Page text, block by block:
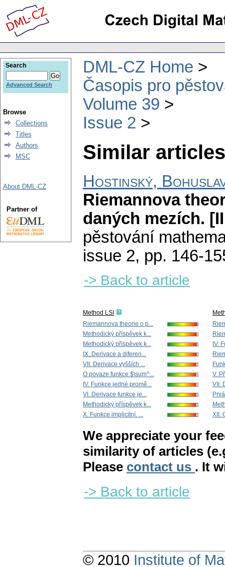
DML-CZ Home
Časopis pro
Volume 39
Issue 2
Similar
Hostinský,
Riemannova
daných mezích.
pěstování
issue 2, pp. 146-
-> Back to article
Method LSI
Riemannova theorie o p...
Methodický příspěvek k...
Methodický příspěvek k...
IX. Derivace a diferen...
VII. Derivace vyšších ...
O povaze funkce $\sum^...
IV. Funkce jedné promě...
VI. Derivace funkce je...
Methodický příspěvek k...
X. Funkce implicitní. ...
IV.
V.
VII.
XII.
We appreciate your
similarity of articles
Please contact us . It
-> Back to article
Search
Advanced Search
Browse
Collections
Titles
Authors
MSC
About DML-CZ
Partner of
© 2010 Institute of